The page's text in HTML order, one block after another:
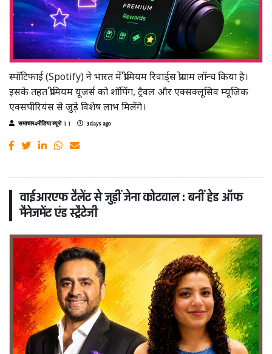
स्पॉटिफाई (Spotify) ने भारत में प्रीमियम रिवार्ड्स प्रोग्राम लॉन्च किया है।
इसके तहत प्रीमियम यूजर्स को शॉपिंग, ट्रैवल और एक्सक्लूसिव म्यूजिक
एक्सपीरियंस से जुड़े विशेष लाभ मिलेंगे।
समाचार4मीडिया ब्यूरो ।। 3 days ago
वाईआरएफ टैलेंट से जुड़ीं जेना कोटवाल : बनीं हेड ऑफ
मैनेजमेंट एंड स्ट्रैटेजी